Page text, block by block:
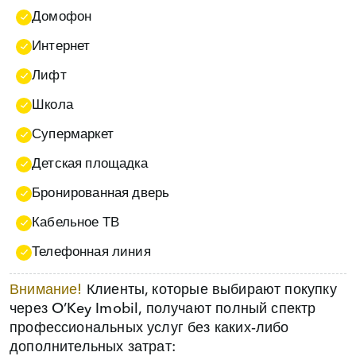
Домофон
Интернет
Лифт
Школа
Супермаркет
Детская площадка
Бронированная дверь
Кабельное ТВ
Телефонная линия
Внимание!
Клиенты, которые выбирают покупку
через O’Key Imobil, получают полный спектр
профессиональных услуг без каких‑либо
дополнительных затрат: